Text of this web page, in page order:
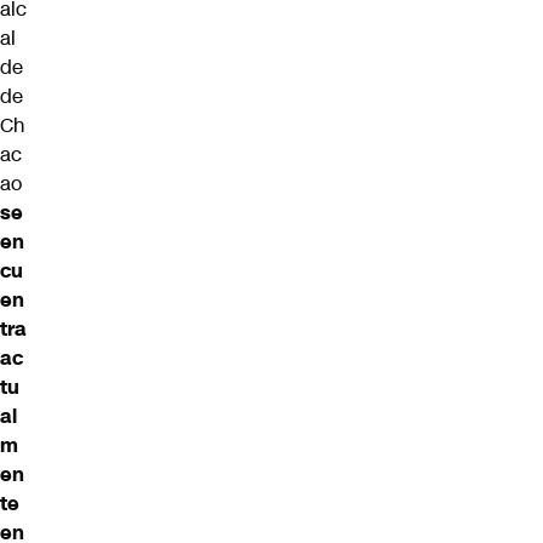
alc
al
de
de
Ch
ac
ao
se
en
cu
en
tra
ac
tu
al
m
en
te
en